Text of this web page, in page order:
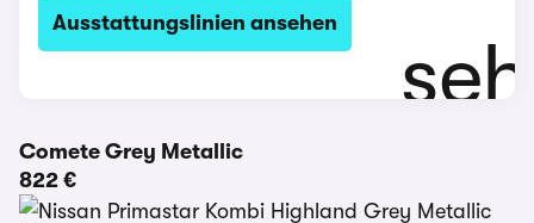
Ausstattungslinien ansehen
Comete Grey Metallic
822 €